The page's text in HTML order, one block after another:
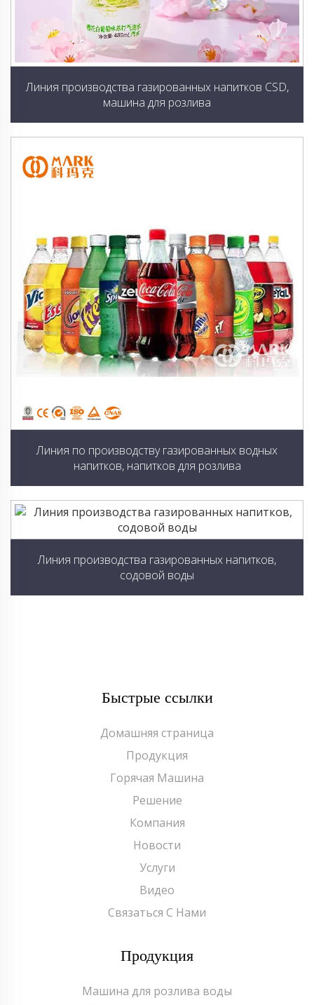
Линия производства газированных напитков CSD,
машина для розлива
Линия по производству газированных водных
напитков, напитков для розлива
Линия производства газированных напитков,
содовой воды
Быстрые ссылки
Домашняя страница
Продукция
Горячая Машина
Решение
Компания
Новости
Услуги
Видео
Связаться С Нами
Продукция
Машина для розлива воды